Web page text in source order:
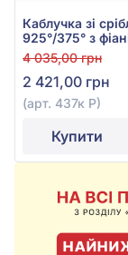
Каблучка зі
925°/375° з
куб.цирконієм та
перлами, арт.
4 035,00 грн
2 421,00 грн
(арт. 437к Р)
Купити